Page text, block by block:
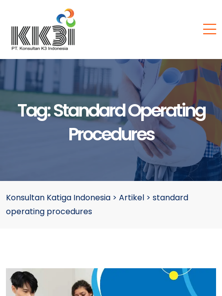
Tag:Standard Operating
Procedures
Konsultan Katiga Indonesia > Artikel > standard
operating procedures